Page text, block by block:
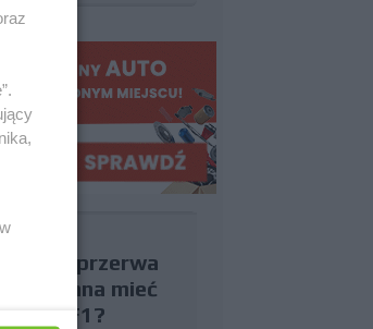
że przerwa
powinna mieć
w F1?